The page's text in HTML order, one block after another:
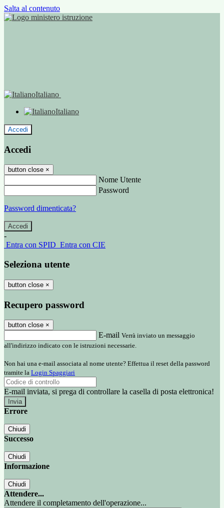
Salta al contenuto
Italiano
Italiano
Accedi
Accedi
button close ×
Nome Utente
Password
Password dimenticata?
-
Entra con SPID Entra con CIE
Seleziona utente
button close ×
Recupero password
button close ×
E-mail Verrà inviato un messaggio
all'indirizzo indicato con le istruzioni necessarie.
Non hai una e-mail associata al nome utente? Effettua il reset della password
tramite la Login Spaggiari
E-mail inviata, si prega di controllare la casella di posta elettronica!
Errore
Chiudi
Successo
Chiudi
Informazione
Chiudi
Attendere...
Attendere il completamento dell'operazione...